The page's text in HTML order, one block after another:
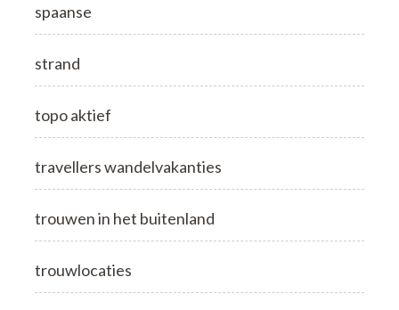
spaanse
strand
topo aktief
travellers wandelvakanties
trouwen in het buitenland
trouwlocaties